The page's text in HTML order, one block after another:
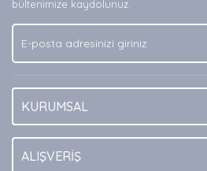
bültenimize kaydolunuz.
KURUMSAL
ALIŞVERİŞ